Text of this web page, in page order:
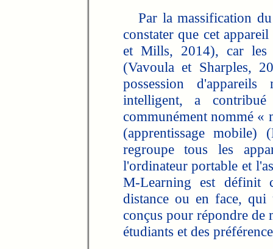
Par la massification
constater que cet
et Mills, 2014), car les
(Vavoula et Sharples,
possession
intelligent, a
communément nommé
(apprentissage
regroupe tous les
l'ordinateur portable et
M-Learning est définit
distance ou en face, qui
conçus pour répondre de
étudiants et des